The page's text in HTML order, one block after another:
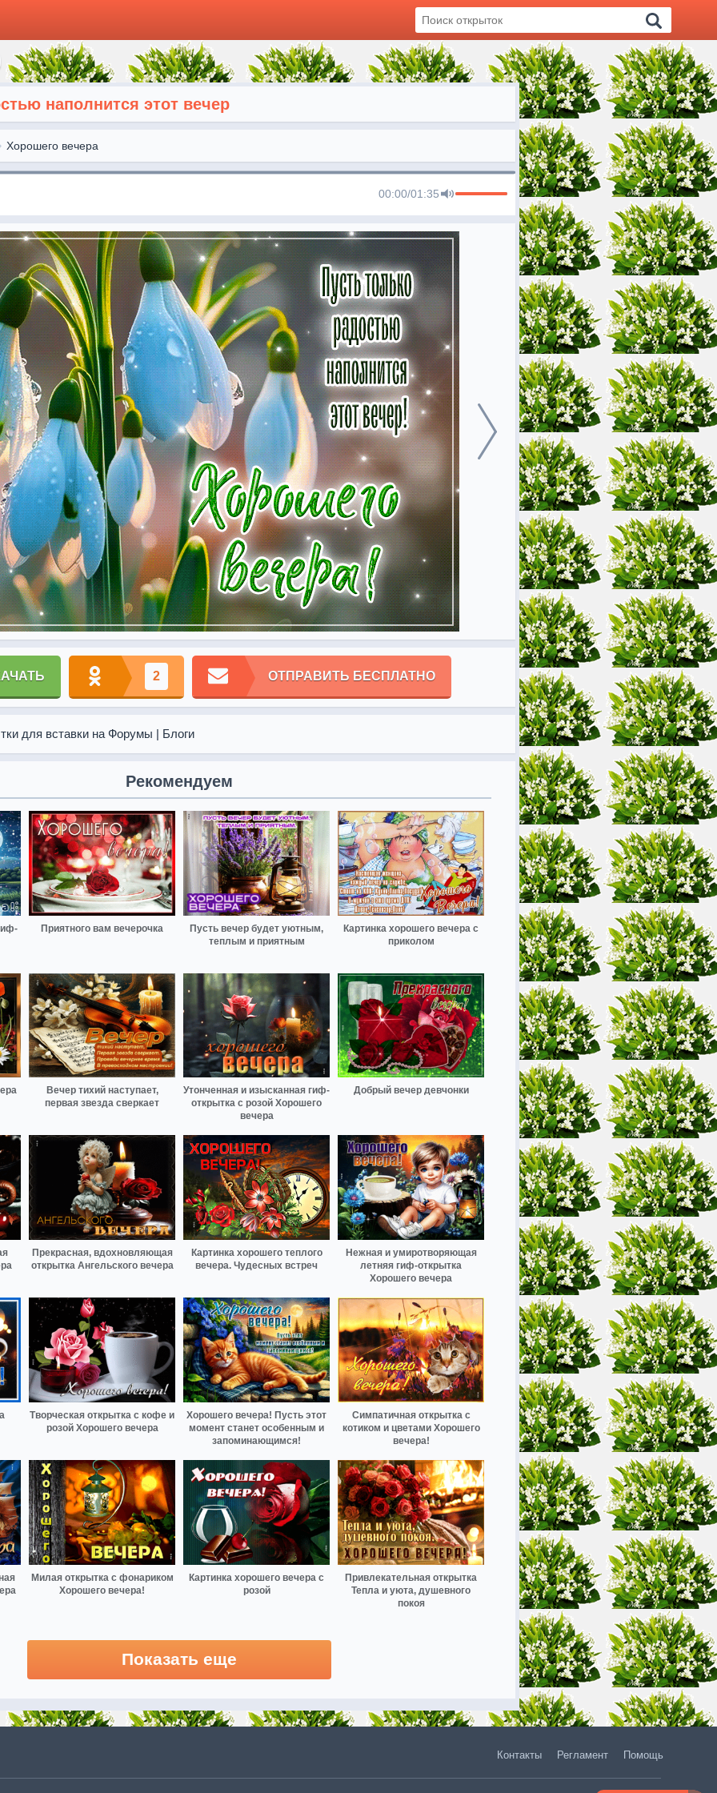
наполнится этот вечер
Хорошего вечера
00:00/01:35
2 ОТПРАВИТЬ БЕСПЛАТНО
для вставки на Форумы | Блоги
Рекомендуем
Приятного вам вечерочка
Пусть вечер будет уютным,
теплым и приятным
Картинка хорошего вечера с
приколом
Вечер тихий наступает,
первая звезда сверкает
Утонченная и изысканная гиф-
открытка с розой Хорошего
вечера
Добрый вечер девчонки
Прекрасная, вдохновляющая
открытка Ангельского вечера
Картинка хорошего теплого
вечера. Чудесных встреч
Нежная и умиротворяющая
летняя гиф-открытка
Хорошего вечера
Творческая открытка с кофе и
розой Хорошего вечера
Хорошего вечера! Пусть этот
момент станет особенным и
запоминающимся!
Симпатичная открытка с
котиком и цветами Хорошего
вечера!
Милая открытка с фонариком
Хорошего вечера!
Картинка хорошего вечера с
розой
Привлекательная открытка
Тепла и уюта, душевного
покоя
Показать еще
Контакты Регламент Помощь